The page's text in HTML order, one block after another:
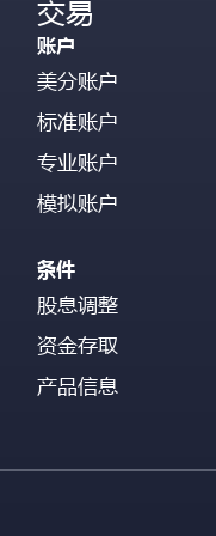
交易
账户
美分账户
标准账户
专业账户
模拟账户
条件
股息调整
资金存取
产品信息